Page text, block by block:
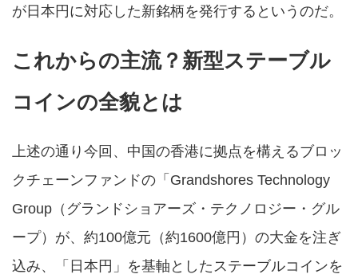
が日本円に対応した新銘柄を発行するというのだ。
これからの主流？新型ステーブル
コインの全貌とは
上述の通り今回、中国の香港に拠点を構えるブロッ
クチェーンファンドの「Grandshores Technology
Group（グランドショアーズ・テクノロジー・グル
ープ）が、約100億元（約1600億円）の大金を注ぎ
込み、「日本円」を基軸としたステーブルコインを